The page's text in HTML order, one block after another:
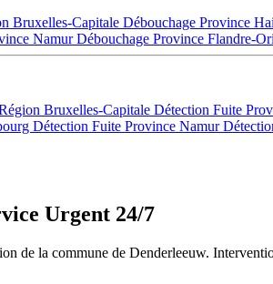
Bruxelles-Capitale Débouchage Province
NamurDébouchage Province Flandre-
Bruxelles-Capitale Détection Fuite
Détection Fuite Province Namur
Urgent 24/7
de la commune de Denderleeuw.